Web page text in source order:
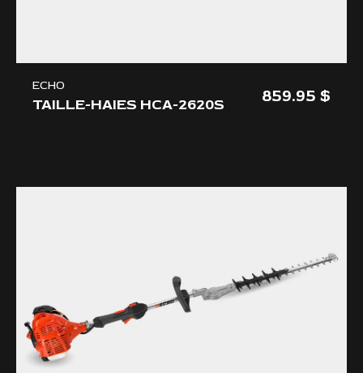
ECHO
TAILLE-HAIES HCA-2620S 859.95